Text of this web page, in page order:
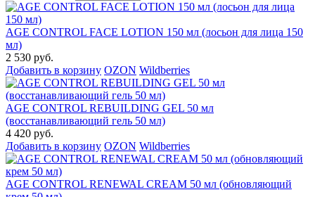
AGE CONTROL FACE LOTION 150 мл (лосьон для лица 150
мл)
2 530 руб.
Добавить в корзину OZON Wildberries
AGE CONTROL REBUILDING GEL 50 мл
(восстанавливающий гель 50 мл)
4 420 руб.
Добавить в корзину OZON Wildberries
AGE CONTROL RENEWAL CREAM 50 мл (обновляющий